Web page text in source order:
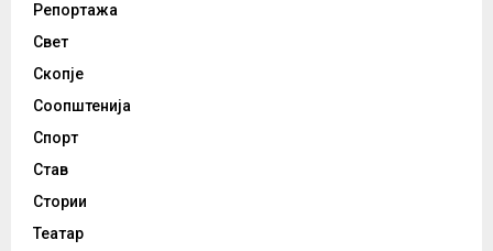
Репортажа
Свет
Скопје
Соопштенија
Спорт
Став
Стории
Театар